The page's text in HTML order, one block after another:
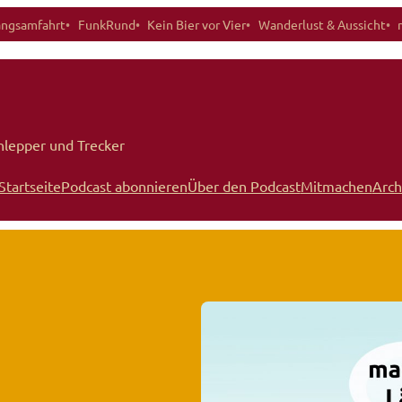
FunkRund Kein Bier vor Vier Wanderlust & Aussicht
und Trecker
Podcast abonnierenÜber den PodcastMitmachen